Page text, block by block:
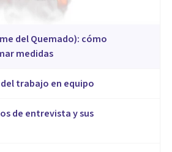
del Quemado): cómo
medidas
trabajo en equipo
de entrevista y sus